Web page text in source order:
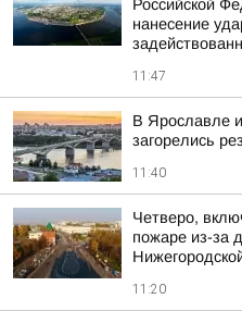
Российской
нанесение
11:47
В Ярославле
загорелись
11:40
Четверо,
пожаре из-за
11:20